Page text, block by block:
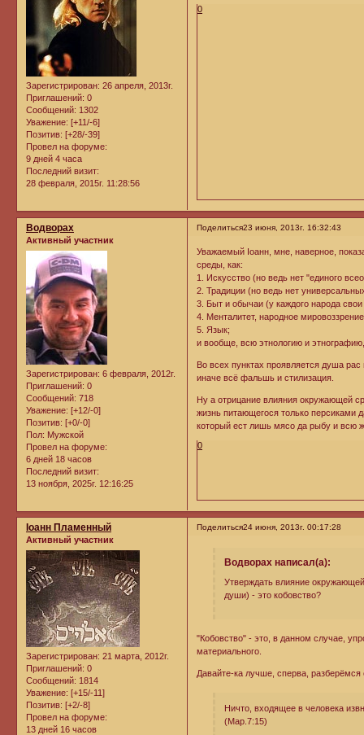
Зарегистрирован: 26 апреля, 2013г.
Приглашений: 0
Сообщений: 1302
Уважение: [+11/-6]
Позитив: [+28/-39]
Провел на форуме:
9 дней 4 часа
Последний визит:
28 февраля, 2015г. 11:28:56
0
Поделиться23 июня, 2013г. 16:32:43
Водворах
Активный участник
Зарегистрирован: 6 февраля, 2012г.
Приглашений: 0
Сообщений: 718
Уважение: [+12/-0]
Позитив: [+0/-0]
Пол: Мужской
Провел на форуме:
6 дней 18 часов
Последний визит:
13 ноября, 2025г. 12:16:25
Уважаемый Iоанн, мне, наверное,
среды, как:
1. Искусство (но ведь нет "единого
2. Традиции (но ведь нет
3. Быт и обычаи (у каждого народа
4. Менталитет, народное
5. Язык;
и вообще, всю этнологию и
Во всех пунктах проявляется душа
иначе всё фальшь и стилизация.
Ну а отрицание влияния окружающей
жизнь питающегося только персиками
который ест лишь мясо да рыбу и всю
0
Поделиться24 июня, 2013г. 00:17:28
Iоанн Пламенный
Активный участник
Зарегистрирован: 21 марта, 2012г.
Приглашений: 0
Сообщений: 1814
Уважение: [+15/-11]
Позитив: [+2/-8]
Провел на форуме:
13 дней 16 часов
Водворах написал(а):
Утверждать влияние
души) - это кобовство?
"Кобовство" - это, в данном случае,
материального.
Давайте-ка лучше, сперва,
Ничто, входящее в человека
(Мар.7:15)